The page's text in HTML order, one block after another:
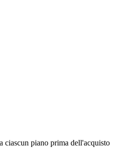
ciascun piano prima dell'acquisto